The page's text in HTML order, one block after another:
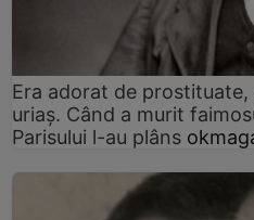
Era adorat de
uriaș. Când a murit
Parisului l-au plâns